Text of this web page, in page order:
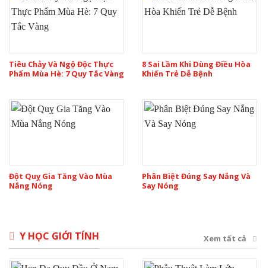
Tiêu Chảy Và Ngộ Độc Thực
Phẩm Mùa Hè: 7 Quy Tắc Vàng
8 Sai Lầm Khi Dùng Điều Hòa
Khiến Trẻ Dễ Bệnh
Đột Quỵ Gia Tăng Vào Mùa
Nắng Nóng
Phân Biệt Đúng Say Nắng Và
Say Nóng
Y HỌC GIỚI TÍNH Xem tất cả